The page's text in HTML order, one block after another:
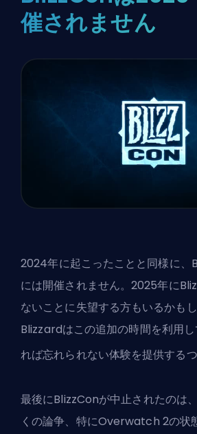
催されません
2024年に起こったことと同様に
には開催されません。2025年に
ないことに失望する方もいるかもし
Blizzardはこの追加の時間を利用
れば忘れられない体験を提供する
最後にBlizzConが中止されたのは
くの論争、特にOverwatch 2の状